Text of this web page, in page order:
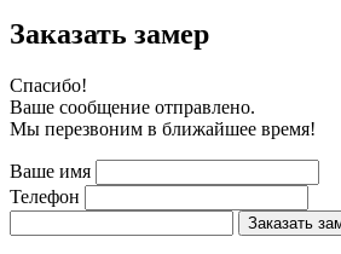
Заказать замер
Cпасибо!
Ваше сообщение отправлено.
Мы перезвоним в ближайшее время!
Ваше имя
Телефон
Заказать